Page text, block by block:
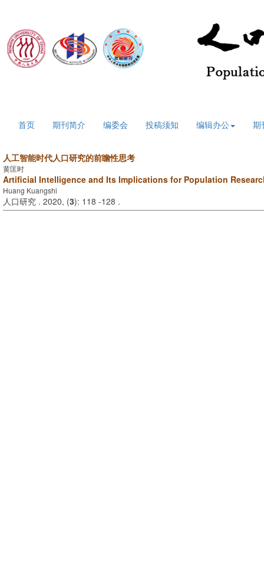
首页 期刊简介 编委会 投稿须知 编辑办公 期
人工智能时代人口研究的前瞻性思考
黄匡时
Artificial Intelligence and Its Implications for Population
Huang Kuangshi
人口研究 . 2020, (3): 118 -128 .